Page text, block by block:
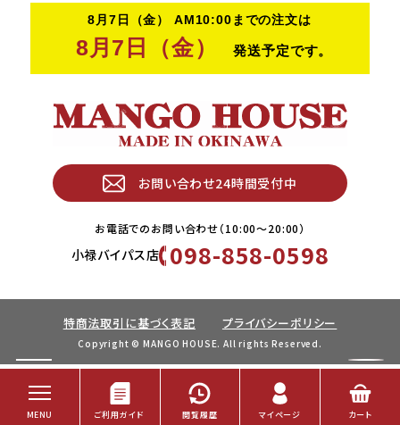
お問い合わせ24時間受付中
お電話でのお問い合わせ（10:00〜20:00）
小禄バイパス店 098-858-0598
特商法取引に基づく表記 プライバシーポリシー
Copyright © MANGO HOUSE. All rights Reserved.